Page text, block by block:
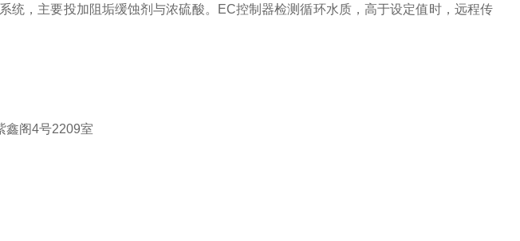
统，主要投加阻垢缓蚀剂与浓硫酸。EC控制器检测循环水质，高于设定值时，远程传
鑫阁4号2209室